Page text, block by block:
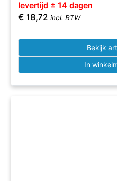
levertijd ± 14 dagen
€ 18,72 incl. BTW
Bekijk
In